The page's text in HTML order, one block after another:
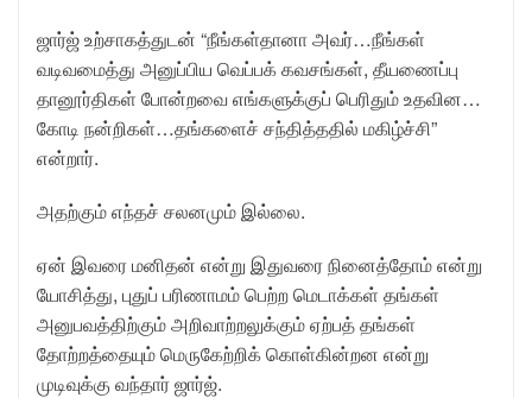
ஜார்ஜ் உற்சாகத்துடன் “நீங்கள்தானா அவர்…நீங்கள்
வடிவமைத்து அனுப்பிய வெப்பக் கவசங்கள், தீயணைப்பு
தானூர்திகள் போன்றவை எங்களுக்குப் பெரிதும் உதவின…
கோடி நன்றிகள்…தங்களைச் சந்தித்ததில் மகிழ்ச்சி”
என்றார்.
அதற்கும் எந்தச் சலனமும் இல்லை.
ஏன் இவரை மனிதன் என்று இதுவரை நினைத்தோம் என்று
யோசித்து, புதுப் பரிணாமம் பெற்ற மெடாக்கள் தங்கள்
அனுபவத்திற்கும் அறிவாற்றலுக்கும் ஏற்பத் தங்கள்
தோற்றத்தையும் மெருகேற்றிக் கொள்கின்றன என்று
முடிவுக்கு வந்தார் ஜார்ஜ்.